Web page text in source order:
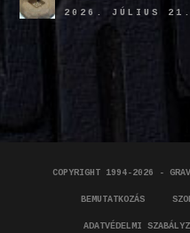
2026. JÚLIUS 21.
COPYRIGHT 1994-2026 -
BEMUTATKOZÁS
ADATVÉDELMI